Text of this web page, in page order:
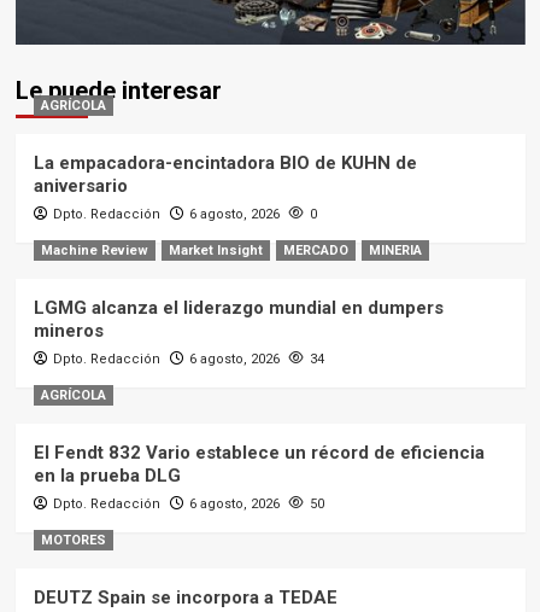
Le puede interesar
AGRÍCOLA
La empacadora-encintadora BIO de KUHN de
aniversario
Dpto. Redacción 6 agosto, 2026 0
Machine Review Market Insight MERCADO MINERIA
LGMG alcanza el liderazgo mundial en dumpers
mineros
Dpto. Redacción 6 agosto, 2026 34
AGRÍCOLA
El Fendt 832 Vario establece un récord de eficiencia
en la prueba DLG
Dpto. Redacción 6 agosto, 2026 50
MOTORES
DEUTZ Spain se incorpora a TEDAE